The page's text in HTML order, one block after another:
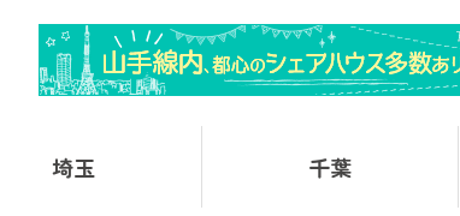
埼玉 千葉